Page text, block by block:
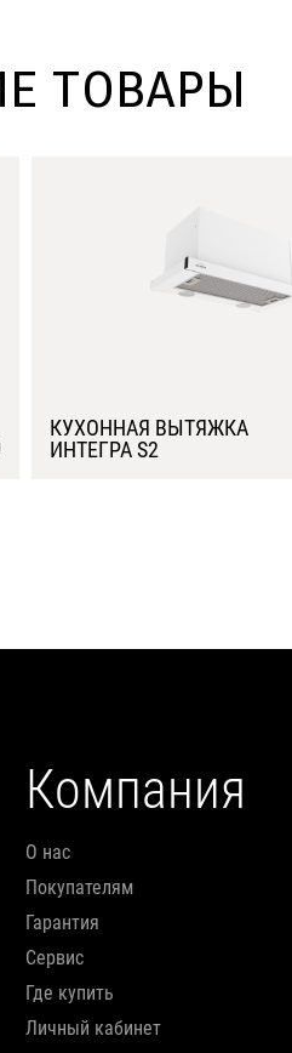
ТОВАРЫ
КУХОННАЯ ВЫТЯЖКА
ИНТЕГРА S2
Компания
О нас
Покупателям
Гарантия
Сервис
Где купить
Личный кабинет